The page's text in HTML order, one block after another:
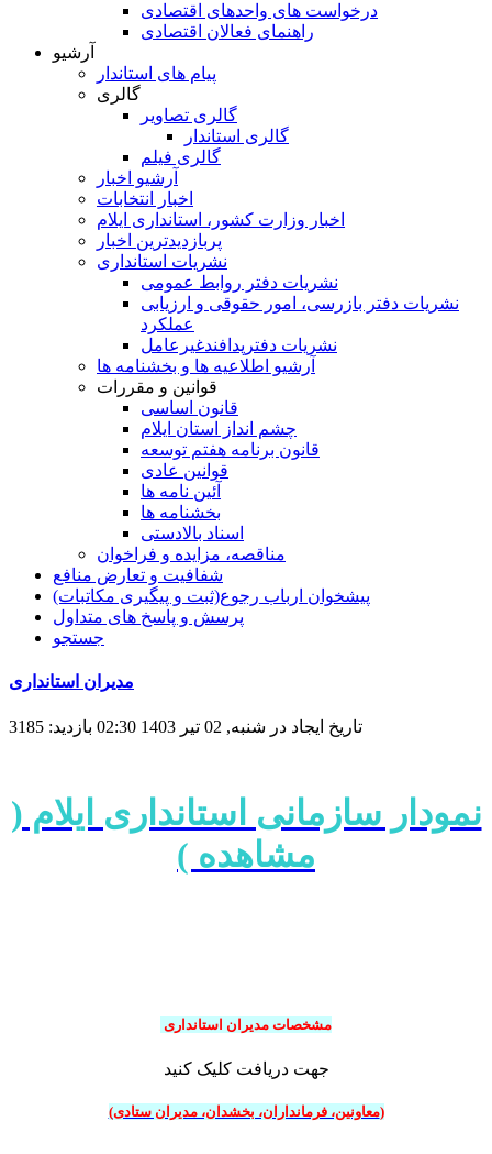
درخواست های واحدهای اقتصادی
راهنمای فعالان اقتصادی
آرشیو
پیام های استاندار
گالری
گالری تصاویر
گالری استاندار
گالری فیلم
آرشیو اخبار
اخبار انتخابات
اخبار وزارت کشور، استانداری ایلام
پربازدیدترین اخبار
نشریات استانداری
نشریات دفتر روابط عمومی
نشريات دفتر بازرسی، امور حقوقی و ارزيابی
عملکرد
نشريات دفترپدافندغيرعامل
آرشیو اطلاعیه ها و بخشنامه ها
قوانین و مقررات
قانون اساسی
چشم انداز استان ایلام
قانون برنامه هفتم توسعه
قوانین عادی
آئین نامه ها
بخشنامه ها
اسناد بالادستی
مناقصه، مزایده و فراخوان
شفافیت و تعارض منافع
پیشخوان ارباب رجوع(ثبت و پیگیری مکاتبات)
پرسش و پاسخ های متداول
جستجو
مدیران استانداری
تاریخ ایجاد در شنبه, 02 تیر 1403 02:30 بازدید: 3185
نمودار سازمانی استانداری ایلام (
مشاهده )
مشخصات مدیران استانداری
جهت دریافت کلیک کنید
(معاونین، فرمانداران، بخشدان، مدیران ستادی)